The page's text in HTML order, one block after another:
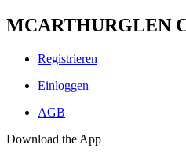
MCARTHURGLEN
Registrieren
Einloggen
AGB
Download the App